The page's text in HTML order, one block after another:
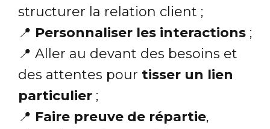
structurer la relation client ;
📍 Personnaliser les interactions ;
📍 Aller au devant des besoins et
des attentes pour tisser un lien
particulier ;
📍 Faire preuve de répartie,